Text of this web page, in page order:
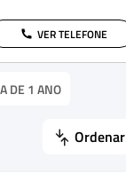
VER TELEFONE
DE 1 ANO
Ordenar